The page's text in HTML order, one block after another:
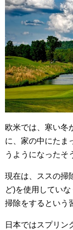
欧米では、寒い冬
に、家の中にたま
うようになったそ
現在は、ススの掃
ど)を使用してい
掃除をするという
日本ではスプリン